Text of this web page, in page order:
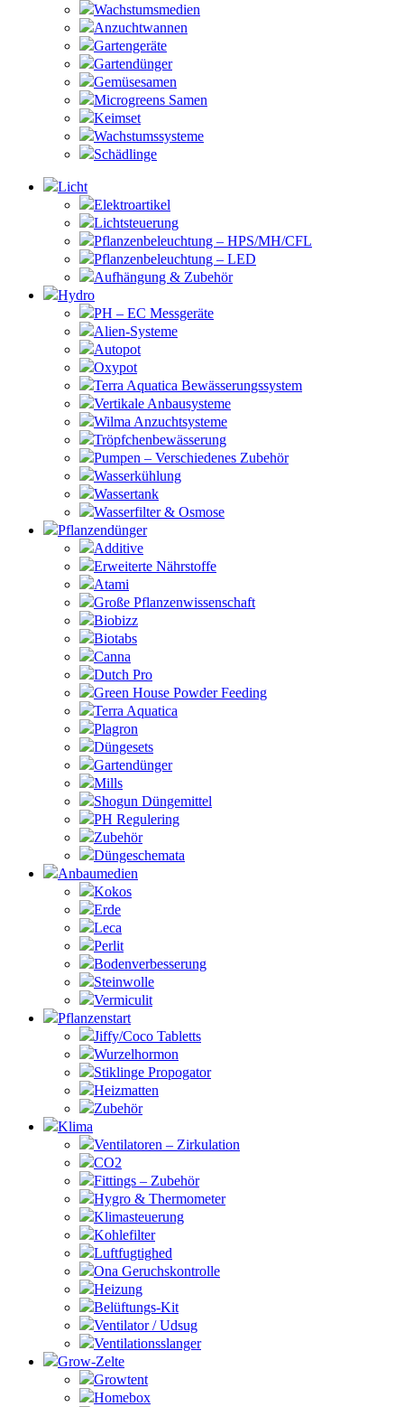
Wachstumsmedien
Anzuchtwannen
Gartengeräte
Gartendünger
Gemüsesamen
Microgreens Samen
Keimset
Wachstumssysteme
Schädlinge
Licht
Elektroartikel
Lichtsteuerung
Pflanzenbeleuchtung – HPS/MH/CFL
Pflanzenbeleuchtung – LED
Aufhängung & Zubehör
Hydro
PH – EC Messgeräte
Alien-Systeme
Autopot
Oxypot
Terra Aquatica Bewässerungssystem
Vertikale Anbausysteme
Wilma Anzuchtsysteme
Tröpfchenbewässerung
Pumpen – Verschiedenes Zubehör
Wasserkühlung
Wassertank
Wasserfilter & Osmose
Pflanzendünger
Additive
Erweiterte Nährstoffe
Atami
Große Pflanzenwissenschaft
Biobizz
Biotabs
Canna
Dutch Pro
Green House Powder Feeding
Terra Aquatica
Plagron
Düngesets
Gartendünger
Mills
Shogun Düngemittel
PH Regulering
Zubehör
Düngeschemata
Anbaumedien
Kokos
Erde
Leca
Perlit
Bodenverbesserung
Steinwolle
Vermiculit
Pflanzenstart
Jiffy/Coco Tabletts
Wurzelhormon
Stiklinge Propogator
Heizmatten
Zubehör
Klima
Ventilatoren – Zirkulation
CO2
Fittings – Zubehör
Hygro & Thermometer
Klimasteuerung
Kohlefilter
Luftfugtighed
Ona Geruchskontrolle
Heizung
Belüftungs-Kit
Ventilator / Udsug
Ventilationsslanger
Grow-Zelte
Growtent
Homebox